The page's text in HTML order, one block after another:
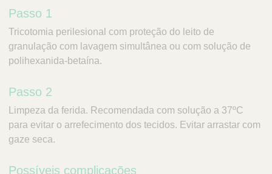
Passo 1
Tricotomia perilesional com proteção do leito de
granulação com lavagem simultânea ou com solução de
polihexanida-betaína.
Passo 2
Limpeza da ferida. Recomendada com solução a 37ºC
para evitar o arrefecimento dos tecidos. Evitar arrastar com
gaze seca.
Possíveis complicações